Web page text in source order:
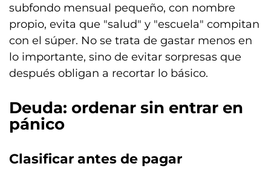
subfondo mensual pequeño, con nombre
propio, evita que "salud" y "escuela" compitan
con el súper. No se trata de gastar menos en
lo importante, sino de evitar sorpresas que
después obligan a recortar lo básico.
Deuda: ordenar sin entrar en
pánico
Clasificar antes de pagar